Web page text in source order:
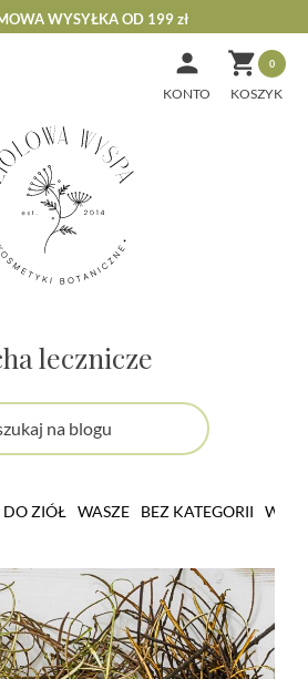
WYSYŁKA OD 199 zł
 0

KONTO
lecznicze
DO ZIÓŁ WASZE BEZ KATEGORII